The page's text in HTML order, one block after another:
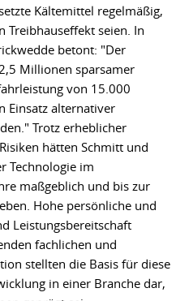
Kältemittel regelmäßig,
seien. In
betont: "Der
Millionen sparsamer
von 15.000
Einsatz alternativer
Trotz erheblicher
hätten Schmitt und
Technologie im
maßgeblich und bis zur
Hohe persönliche und
Leistungsbereitschaft
fachlichen und
stellten die Basis für diese
in einer Branche dar,